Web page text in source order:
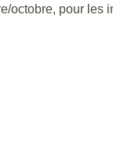
octobre, pour les